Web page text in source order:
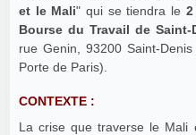
et le Mali" qui se tiendra le
Bourse du Travail de Saint-
rue Genin, 93200 Saint-
Porte de Paris).
CONTEXTE :
La crise que traverse le Mali